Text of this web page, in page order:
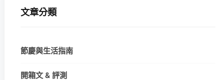
文章分類
節慶與生活指南
開箱文 & 評測